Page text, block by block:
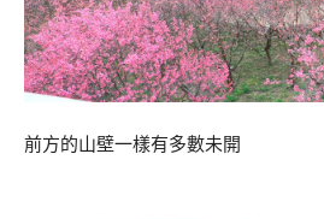
前方的山壁一樣有多數未開